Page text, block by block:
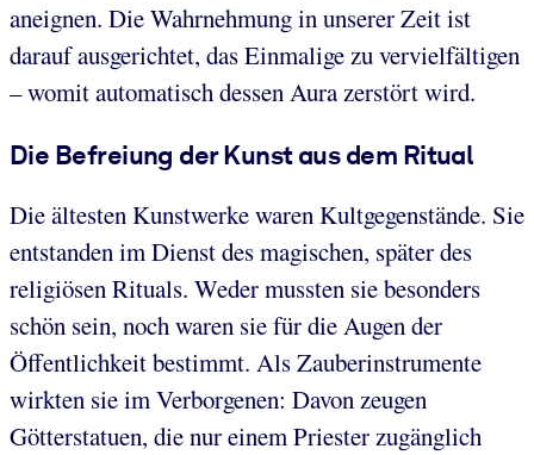
aneignen. Die Wahrnehmung in unserer Zeit ist
darauf ausgerichtet, das Einmalige zu vervielfältigen
– womit automatisch dessen Aura zerstört wird.
Die Befreiung der Kunst aus dem Ritual
Die ältesten Kunstwerke waren Kultgegenstände. Sie
entstanden im Dienst des magischen, später des
religiösen Rituals. Weder mussten sie besonders
schön sein, noch waren sie für die Augen der
Öffentlichkeit bestimmt. Als Zauberinstrumente
wirkten sie im Verborgenen: Davon zeugen
Götterstatuen, die nur einem Priester zugänglich